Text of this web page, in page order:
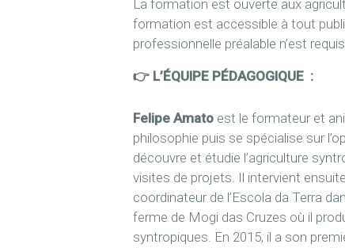
La formation est ouverte aux
formation est accessible à tout
professionnelle préalable n’est
👉 L’ÉQUIPE PÉDAGOGIQUE :
Felipe Amato est le formateur et
philosophie puis se spécialise sur
découvre et étudie l’agriculture
visites de projets. Il intervient
coordinateur de l’Escola da Terra
ferme de Mogi das Cruzes où il
syntropiques. En 2015, il a son